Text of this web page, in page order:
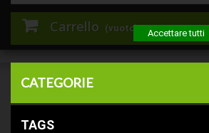
Carrello (vuoto)
CATEGORIE
TAGS
Accettare tutti